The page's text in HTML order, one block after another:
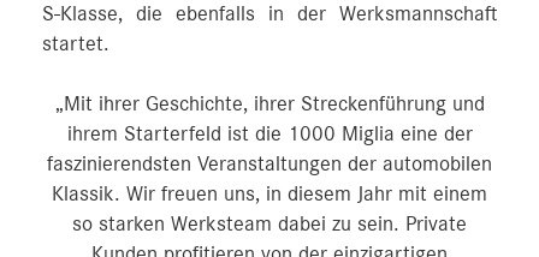
S-Klasse, die ebenfalls in der Werksmannschaft
startet.
„Mit ihrer Geschichte, ihrer Streckenführung und
ihrem Starterfeld ist die 1000 Miglia eine der
faszinierendsten Veranstaltungen der automobilen
Klassik. Wir freuen uns, in diesem Jahr mit einem
so starken Werksteam dabei zu sein. Private